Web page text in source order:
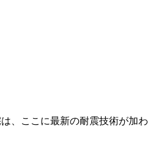
、ここに最新の耐震技術が加わ